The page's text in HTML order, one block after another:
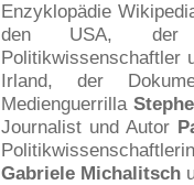
Enzyklopädie
den USA, der
Politikwissenschaftler
Irland, der
Medienguerrilla
Journalist und Autor
Gabriele Michalitsch